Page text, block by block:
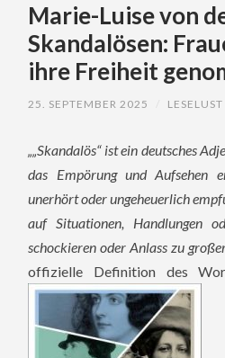
CONTENTMarie-Luise von
Skandalösen:
ihre Freiheit
25. SEPTEMBER 2025
„„Skandalös“ ist ein deutsches
das Empörung und Aufsehen
unerhört oder ungeheuerlich
auf Situationen, Handlungen
schockieren oder Anlass zu
offizielle Definition des